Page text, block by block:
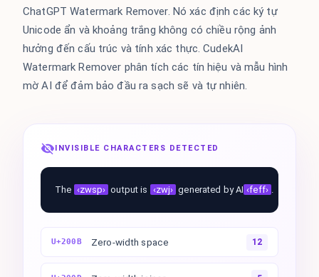
ChatGPT Watermark Remover. Nó xác định các ký tự
Unicode ẩn và khoảng trắng không có chiều rộng ảnh
hưởng đến cấu trúc và tính xác thực. CudekAI
Watermark Remover phân tích các tín hiệu và mẫu hình
mờ AI để đảm bảo đầu ra sạch sẽ và tự nhiên.
INVISIBLE CHARACTERS DETECTED
The ‹zwsp› output is ‹zwj› generated by AI ‹feff› .
U+200B Zero-width space 12